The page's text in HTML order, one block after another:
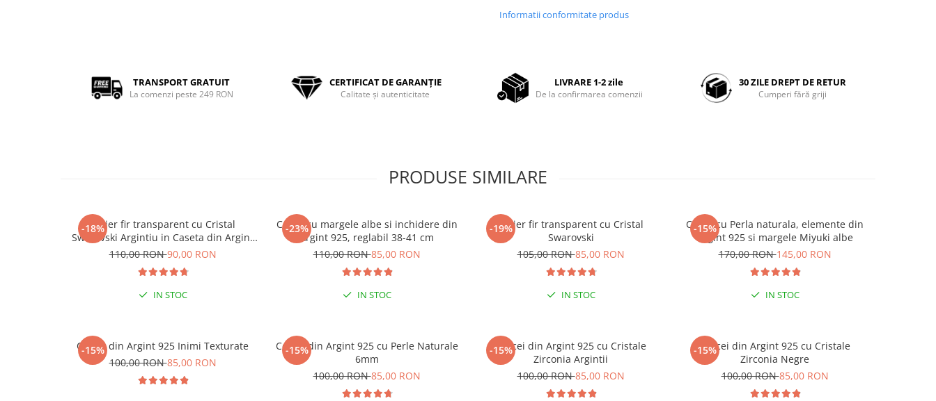
Informatii conformitate produs
TRANSPORT GRATUIT
La comenzi peste 249 RON
CERTIFICAT DE GARANȚIE
Calitate și autenticitate
LIVRARE 1-2 zile
De la confirmarea comenzii
30 ZILE DREPT DE RETUR
Cumperi fără griji
PRODUSE SIMILARE
-18%
Colier fir transparent cu Cristal
Swarovski Argintiu in Caseta din Argint
925
110,00 RON90,00 RON
IN STOC
-23%
-15% EXTRA REDUCERE CU CODUL
”VARA”
LA COMENZI DE MINIM 99 RON
Colier cu margele albe si inchidere din
Argint 925, reglabil 38-41 cm
110,00 RON85,00 RON
IN STOC
-19%
Colier fir transparent cu Cristal
Swarovski
105,00 RON85,00 RON
IN STOC
-15%
Colier cu Perla naturala, elemente din
Argint 925 si margele Miyuki albe
170,00 RON145,00 RON
IN STOC
-15%
Cercei din Argint 925 Inimi Texturate
100,00 RON85,00 RON
-15%
Cercei din Argint 925 cu Perle Naturale
6mm
100,00 RON85,00 RON
-15%
Cercei din Argint 925 cu Cristale
Zirconia Argintii
100,00 RON85,00 RON
-15%
Cercei din Argint 925 cu Cristale
Zirconia Negre
100,00 RON85,00 RON